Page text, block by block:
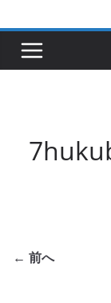
← 前へ